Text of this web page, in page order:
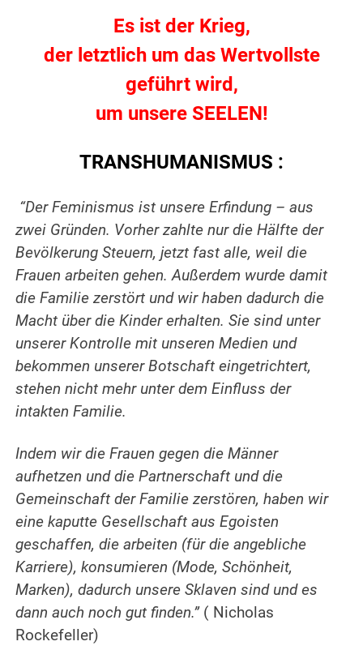
Es ist der Krieg,
der letztlich um das Wertvollste
geführt wird,
um unsere SEELEN!
TRANSHUMANISMUS :
“Der Feminismus ist unsere Erfindung – aus
zwei Gründen. Vorher zahlte nur die Hälfte der
Bevölkerung Steuern, jetzt fast alle, weil die
Frauen arbeiten gehen. Außerdem wurde damit
die Familie zerstört und wir haben dadurch die
Macht über die Kinder erhalten. Sie sind unter
unserer Kontrolle mit unseren Medien und
bekommen unserer Botschaft eingetrichtert,
stehen nicht mehr unter dem Einfluss der
intakten Familie.
Indem wir die Frauen gegen die Männer
aufhetzen und die Partnerschaft und die
Gemeinschaft der Familie zerstören, haben wir
eine kaputte Gesellschaft aus Egoisten
geschaffen, die arbeiten (für die angebliche
Karriere), konsumieren (Mode, Schönheit,
Marken), dadurch unsere Sklaven sind und es
dann auch noch gut finden.”( Nicholas
Rockefeller)